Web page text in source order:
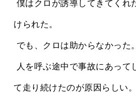
けられた。
でも、クロは助からなかった。
て走り続けたのが原因らしい。